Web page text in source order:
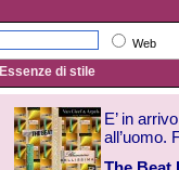
Web
Essenze di stile
E’ in
all’uomo.